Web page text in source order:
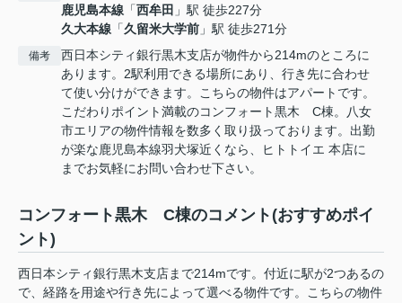
鹿児島本線 「西牟田 」駅 徒歩227分
久大本線 「久留米大学前 」駅 徒歩271分
備考
西日本シティ銀行黒木支店が物件から214mのところに
あります。2駅利用できる場所にあり、行き先に合わせ
て使い分けができます。こちらの物件はアパートです。
こだわりポイント満載のコンフォート黒木 C棟。八女
市エリアの物件情報を数多く取り扱っております。出勤
が楽な鹿児島本線羽犬塚近くなら、ヒトトイエ 本店に
までお気軽にお問い合わせ下さい。
コンフォート黒木 C棟のコメント(おすすめポイ
ント)
西日本シティ銀行黒木支店まで214mです。付近に駅が2つあるの
で、経路を用途や行き先によって選べる物件です。こちらの物件